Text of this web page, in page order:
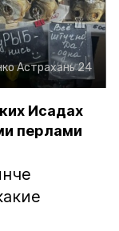
Астрахань 24
Исадах
перлами